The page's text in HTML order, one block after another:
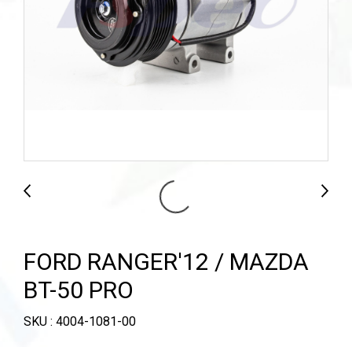
FORD RANGER'12 / MAZDA
BT-50 PRO
SKU : 4004-1081-00